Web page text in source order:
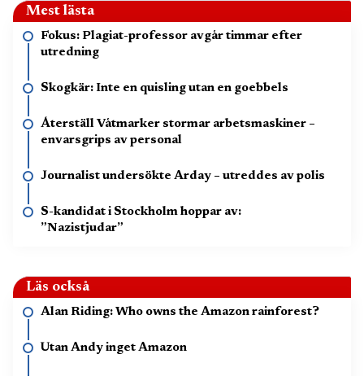
Mest lästa
Fokus: Plagiat-professor avgår timmar efter
utredning
Skogkär: Inte en quisling utan en goebbels
Återställ Våtmarker stormar arbetsmaskiner –
envarsgrips av personal
Journalist undersökte Arday – utreddes av polis
S-kandidat i Stockholm hoppar av:
”Nazistjudar”
Läs också
Alan Riding: Who owns the Amazon rainforest?
Utan Andy inget Amazon